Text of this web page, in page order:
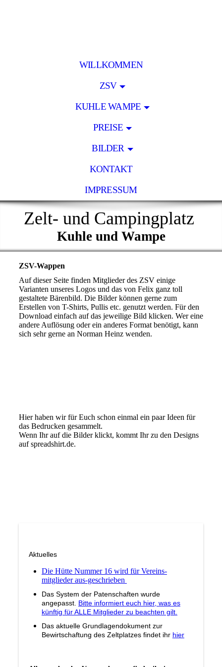
WILLKOMMEN
ZSV
KUHLE WAMPE
PREISE
BILDER
KONTAKT
IMPRESSUM
Zelt- und Campingplatz
Kuhle und Wampe
ZSV-Wappen
Auf dieser Seite finden Mitglieder des ZSV einige
Varianten unseres Logos und das von Felix ganz toll
gestaltete Bärenbild. Die Bilder können gerne zum
Erstellen von T-Shirts, Pullis etc. genutzt werden. Für den
Download einfach auf das jeweilige Bild klicken. Wer eine
andere Auflösung oder ein anderes Format benötigt, kann
sich sehr gerne an Norman Heinz wenden.
Hier haben wir für Euch schon einmal ein paar Ideen für
das Bedrucken gesammelt.
Wenn Ihr auf die Bilder klickt, kommt Ihr zu den Designs
auf spreadshirt.de.
Aktuelles
Die Hütte Nummer 16 wird für Vereins-
mitglieder aus-geschrieben
Das System der Patenschaften wurde
angepasst. Bitte informiert euch hier, was es
künftig für ALLE Mitglieder zu beachten gilt.
Das aktuelle Grundlagendokument zur
Bewirtschaftung des Zeltplatzes findet ihr hier